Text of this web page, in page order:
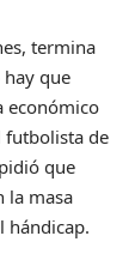
termina
que
económico
futbolista de
que
la masa
hándicap.